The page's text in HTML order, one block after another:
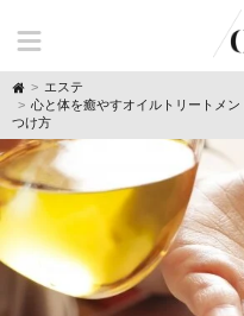
H
o
m
e
エステ
心と体を癒やすオイルトリートメ
つけ方